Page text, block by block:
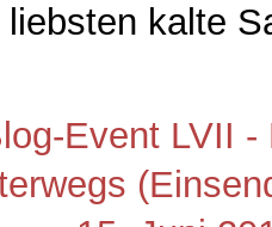
kalte